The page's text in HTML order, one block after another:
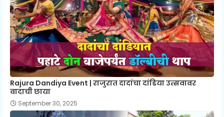
Rajura Dandiya Event | राजुरात दादांचा दांडिया उत्सवावर
वादाची छाया
September 30, 2025